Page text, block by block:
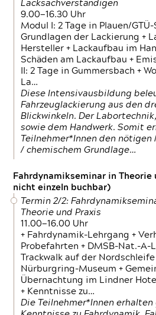
Lacksachverständigen
9.00—16.30 Uhr
Modul I: 2 Tage in Plauen/
Grundlagen der Lackierung +
Hersteller + Lackaufbau im
Schäden am Lackaufbau +
II: 2 Tage in Gummersbach +
La…
Diese Intensivausbildung
Fahrzeuglackierung aus den
Blickwinkeln. Der
sowie dem Handwerk. Somit
Teilnehmer*Innen den
/ chemischem Grundlage…
Fahrdynamikseminar in Theorie
nicht einzeln buchbar)
Termin 2/2:
Theorie und Praxis
11.00—16.00 Uhr
+ Fahrdynamik-Lehrgang +
Probefahrten + DMSB-Nat.-A-
Trackwalk auf der Nordschleife
Nürburgring-Museum +
Übernachtung im Lindner
+ Kenntnisse zu…
Die Teilnehmer*Innen